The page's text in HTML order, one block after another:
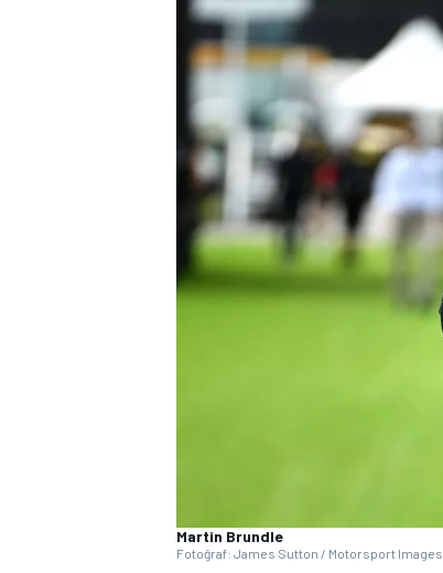
WORLD SUPERBIKE
Martin Brundle
Fotoğraf: James Sutton / Motorsport Images